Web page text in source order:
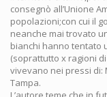
consegnò all’Unione
popolazioni;con cui il
neanche mai trovato
bianchi hanno tentato
(soprattutto x ragioni
vivevano nei pressi di:
Tampa.